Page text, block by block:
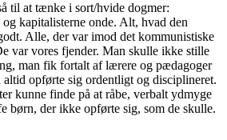
til at tænke i sort/hvide dogmer:
kapitalisterne onde. Alt, hvad den
Alle, der var imod det kommunistiske
var vores fjender. Man skulle ikke stille
man fik fortalt af lærere og pædagoger
opførte sig ordentligt og disciplineret.
kunne finde på at råbe, verbalt ydmyge
børn, der ikke opførte sig, som de skulle.